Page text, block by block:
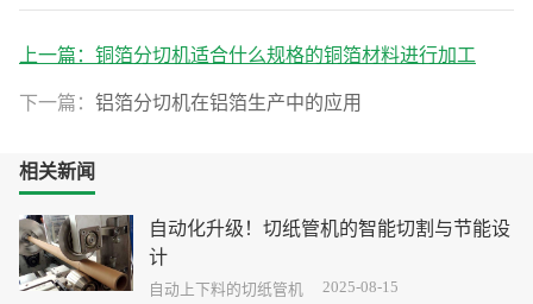
上一篇： 铜箔分切机适合什么规格的铜箔材料进行加工
下一篇： 铝箔分切机在铝箔生产中的应用
相关新闻
自动化升级！切纸管机的智能切割与节能设
计
以下是关于切纸管机自动化升级中智能切割与节能设
自动上下料的切纸管机 2025-08-15